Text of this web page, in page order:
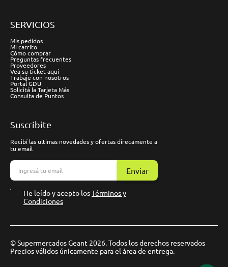
SERVICIOS
Mis pedidos
Mi carrito
Cómo comprar
Preguntas frecuentes
Proveedores
Vea su ticket aquí
Trabaje con nosotros
Portal GDU
Solicitá la Tarjeta Más
Consulta de Puntos
Suscríbite
Recibí las ultimas novedades y ofertas direcamente a
tu email
Enviar
He leído y acepto losTérminos y
Condiciones
© Supermercados Geant 2026. Todos los derechos reservados
Precios válidos únicamente para el área de entrega.